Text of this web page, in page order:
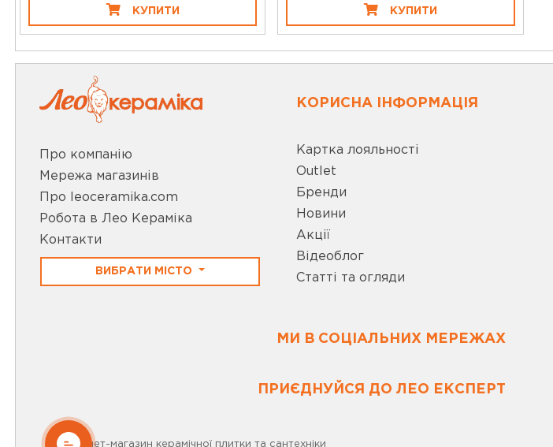
КУПИТИ КУПИТИ
Про компанію
Мережа магазинів
Про leoceramika.com
Робота в Лео Кераміка
Контакти
ВИБРАТИ МІСТО
КОРИСНА ІНФОРМАЦІЯ
Картка лояльності
Outlet
Бренди
Новини
Акції
Відеоблог
Статті та огляди
МИ В СОЦІАЛЬНИХ МЕРЕЖАХ
ПРИЄДНУЙСЯ ДО ЛЕО ЕКСПЕРТ
Інтернет-магазин керамічної плитки та сантехніки
ОНЛАЙН